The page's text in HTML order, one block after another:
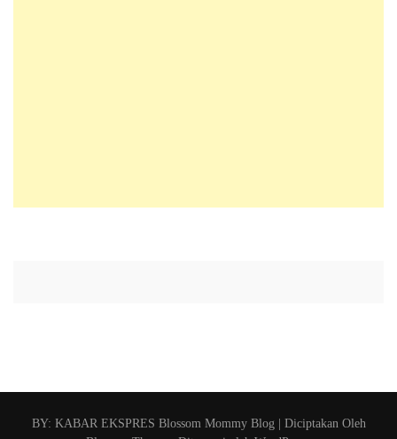
BY: KABAR EKSPRES Blossom Mommy Blog | Diciptakan Oleh